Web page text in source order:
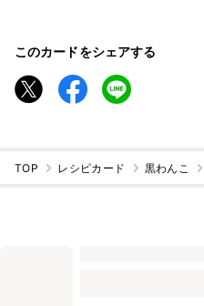
このカードをシェアする
TOP レシピカード 黒わんこ